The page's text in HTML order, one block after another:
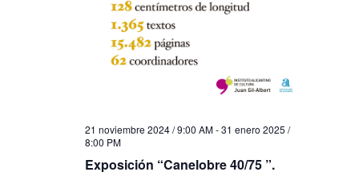
21 noviembre 2024 / 9:00 AM-31 enero 2025 /
8:00 PM
Exposición “Canelobre 40/75 ”.